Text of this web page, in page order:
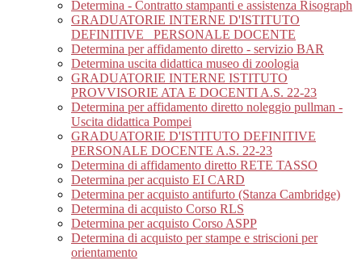
Determina - Contratto stampanti e assistenza Risograph
GRADUATORIE INTERNE D'ISTITUTO
DEFINITIVE_ PERSONALE DOCENTE
Determina per affidamento diretto - servizio BAR
Determina uscita didattica museo di zoologia
GRADUATORIE INTERNE ISTITUTO
PROVVISORIE ATA E DOCENTI A.S. 22-23
Determina per affidamento diretto noleggio pullman -
Uscita didattica Pompei
GRADUATORIE D'ISTITUTO DEFINITIVE
PERSONALE DOCENTE A.S. 22-23
Determina di affidamento diretto RETE TASSO
Determina per acquisto EI CARD
Determina per acquisto antifurto (Stanza Cambridge)
Determina di acquisto Corso RLS
Determina per acquisto Corso ASPP
Determina di acquisto per stampe e striscioni per
orientamento